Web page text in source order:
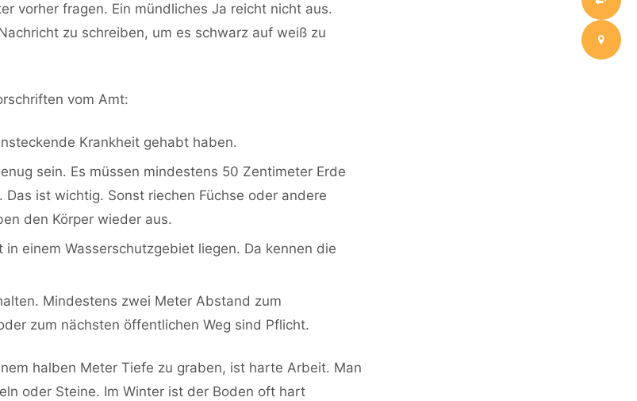
vorher fragen. Ein mündliches Ja reicht nicht aus.
zu schreiben, um es schwarz auf weiß zu
vom Amt:
Krankheit gehabt haben.
sein. Es müssen mindestens 50 Zentimeter Erde
Das ist wichtig. Sonst riechen Füchse oder andere
den Körper wieder aus.
einem Wasserschutzgebiet liegen. Da kennen die
Mindestens zwei Meter Abstand zum
zum nächsten öffentlichen Weg sind Pflicht.
halben Meter Tiefe zu graben, ist harte Arbeit. Man
oder Steine. Im Winter ist der Boden oft hart